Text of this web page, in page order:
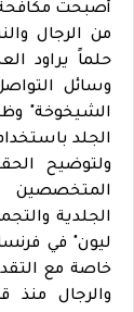
أصبحت مكافحة
من الرجال
حلماً يراود
وسائل
الشيخوخة"
الجلد
ولتوضيح
المتخصصين
الجلدية
ليون" في
خاصة مع
والرجال منذ